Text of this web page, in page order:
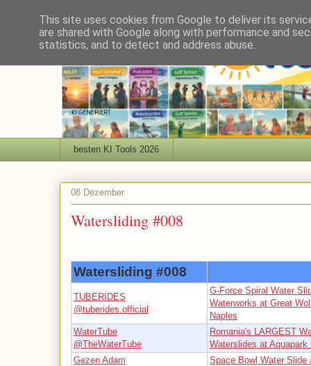
besten KI Tools 2026
08 Dezember
Watersliding #008
Watersliding #008
TUBERIDES
@tuberides.official
G-Force Spiral Water
Waterworks at Great
Naples
WaterTube
@TheWaterTube
Romania's LARGEST
Waterslides at Aquapark
Gezen Adam
Space Bowl Water Slide
This site uses cookies from Google to deliver its
are shared with Google along with performance and
statistics, and to detect and address abuse.